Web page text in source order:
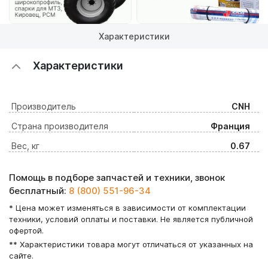
Характеристики
Характеристики
Производитель
CNH
Страна производителя
Франция
Вес, кг
0.67
Помощь в подборе запчастей и техники, звонок
бесплатный: 8 (800) 551-96-34
* Цена может изменяться в зависимости от комплектации
техники, условий оплаты и поставки. Не является публичной
офертой.
** Характеристики товара могут отличаться от указанных на
сайте.